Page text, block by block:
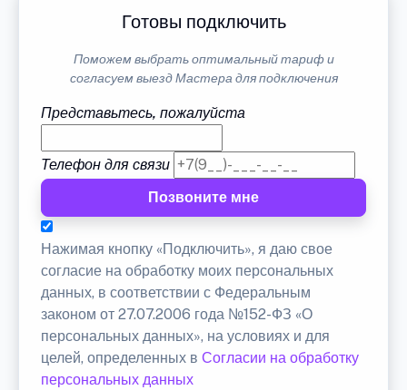
Готовы подключить
Поможем выбрать оптимальный тариф и
согласуем выезд Мастера для подключения
Представьтесь, пожалуйста
Телефон для связи
Позвоните мне
Нажимая кнопку «Подключить», я даю свое
согласие на обработку моих персональных
данных, в соответствии с Федеральным
законом от 27.07.2006 года №152-ФЗ «О
персональных данных», на условиях и для
целей, определенных в Согласии на обработку
персональных данных